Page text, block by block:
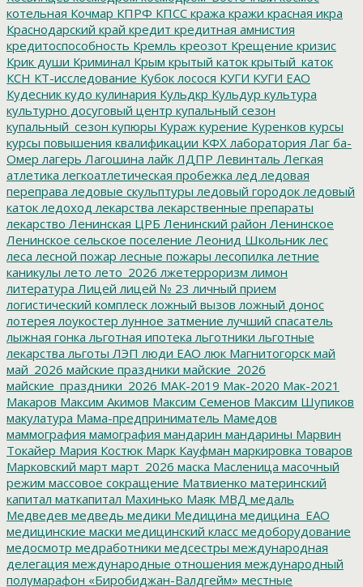
котельная Кочмар КПРФ КПСС кража кражи красная икра
Краснодарский край кредит кредитная амнистия
кредитоспособность Кремль креозот Крещение кризис
Крик души Криминал Крым крытый каток крытый_каток
КСН КТ-исследование Кубок лосося КУГИ КУГИ ЕАО
Кудесник кудо кулинария Кульдкр Кульдур культура
культурно досуговый центр купальный сезон
купальный_сезон купюры Кураж курение Куренков курсы
курсы повышения квалификации КФХ лаборатория Лаг ба-
Омер лагерь Лагошина лайк ЛДПР Левинталь Легкая
атлетика легкоатлетическая пробежка лед ледовая
переправа ледовые скульптуры ледовый городок ледовый
каток ледоход лекарства лекарственные препараты
лекарство Ленинская ЦРБ Ленинский район Ленинское
Ленинское сельское поселение Леонид Школьник лес
леса лесной пожар лесные пожары лесопилка летние
каникулы лето лето_2026 лжетерроризм лимон
литература Лицей лицей № 23 личный прием
логистический комплеск ложный вызов ложный донос
лотерея лоукостер лунное затмение лучший спасатель
лыжная гонка льготная ипотека льготники льготные
лекарства льготы ЛЭП люди ЕАО люк Магнитогорск май
май_2026 майские праздники майские_2026
майские_праздники_2026 МАК-2019 Мак-2020 Мак-2021
Макаров Максим Акимов Максим Семенов Максим Шупиков
макулатура Мама-предприниматель Мамедов
маммография мамография мандарин мандарины Марвин
Токайер Мария Костюк Марк Кауфман маркировка товаров
Марковский март март_2026 маска Масленица масочный
режим массовое сокращение Матвиенко материнский
капитал маткапитал Махинько Маяк МВД медаль
Медведев медведь медики Медицина медицина_ЕАО
медицинские маски медицинский класс медоборудование
медосмотр медработники медсестры международная
делегация международные отношения международный
полумарафон «Биробиджан-Валдгейм» местные